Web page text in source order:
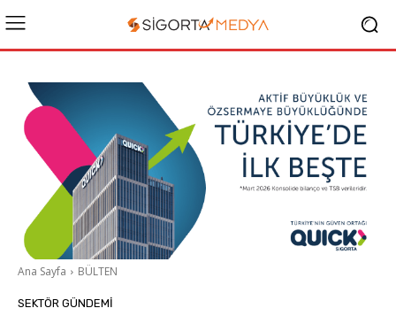
Ana Sayfa BÜLTEN
SEKTÖR GÜNDEMİ